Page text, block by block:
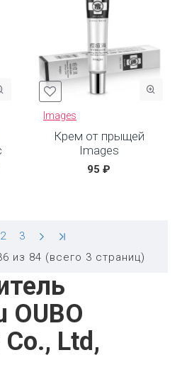
Images
Крем от прыщей
Images
95 ₽
2
3
из 84 (всего 3 страниц)
OUBO
Ltd,